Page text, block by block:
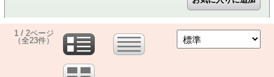
1 / 2ページ
（全23件）